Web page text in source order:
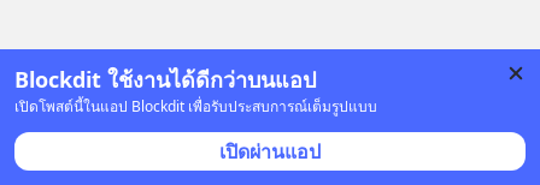
Blockdit ใช้งานได้ดีกว่าบนแอป
เปิดโพสต์นี้ในแอป Blockdit เพื่อรับประสบการณ์เต็มรูปแบบ
เปิดผ่านแอป